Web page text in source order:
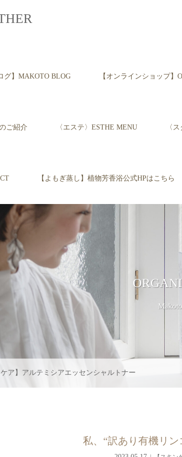
グ】MAKOTO BLOG 【オンラインショップ】
ご紹介 〈エステ〉ESTHE MENU 〈
【よもぎ蒸し】植物芳香浴公式HPはこちら
ケア】アルテミシアエッセンシャルトナー
私、“訳あり有機リ